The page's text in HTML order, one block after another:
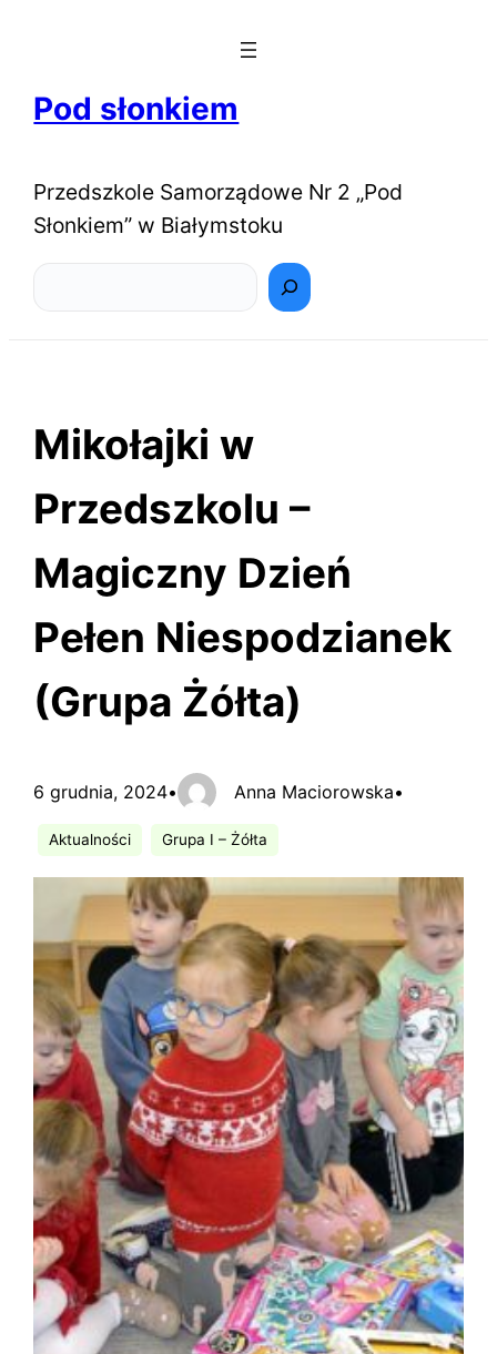
Pod słonkiem
Przedszkole Samorządowe Nr 2 „Pod
Słonkiem” w Białymstoku
Mikołajki w
Przedszkolu –
Magiczny Dzień
Pełen Niespodzianek
(Grupa Żółta)
6 grudnia, 2024• Anna Maciorowska•
Aktualności Grupa I – Żółta